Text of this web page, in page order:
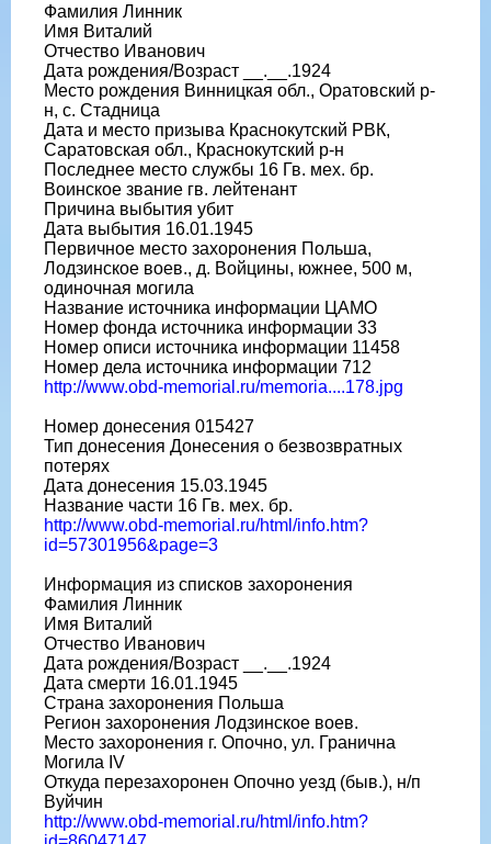
Фамилия Линник
Имя Виталий
Отчество Иванович
Дата рождения/Возраст __.__.1924
Место рождения Винницкая обл., Оратовский р-
н, с. Стадница
Дата и место призыва Краснокутский РВК,
Саратовская обл., Краснокутский р-н
Последнее место службы 16 Гв. мех. бр.
Воинское звание гв. лейтенант
Причина выбытия убит
Дата выбытия 16.01.1945
Первичное место захоронения Польша,
Лодзинское воев., д. Войцины, южнее, 500 м,
одиночная могила
Название источника информации ЦАМО
Номер фонда источника информации 33
Номер описи источника информации 11458
Номер дела источника информации 712
http://www.obd-memorial.ru/memoria....178.jpg
Номер донесения 015427
Тип донесения Донесения о безвозвратных
потерях
Дата донесения 15.03.1945
Название части 16 Гв. мех. бр.
http://www.obd-memorial.ru/html/info.htm?
id=57301956&page=3
Информация из списков захоронения
Фамилия Линник
Имя Виталий
Отчество Иванович
Дата рождения/Возраст __.__.1924
Дата смерти 16.01.1945
Страна захоронения Польша
Регион захоронения Лодзинское воев.
Место захоронения г. Опочно, ул. Гранична
Могила IV
Откуда перезахоронен Опочно уезд (быв.), н/п
Вуйчин
http://www.obd-memorial.ru/html/info.htm?